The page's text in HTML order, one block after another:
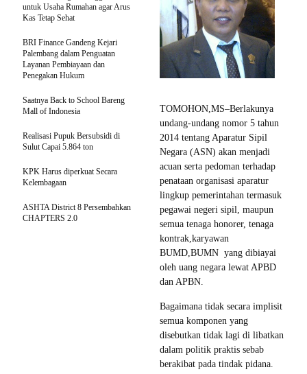
TOMOHON,MS–Berlakunya
undang-undang nomor 5 tahun
2014 tentang Aparatur Sipil
Negara (ASN) akan menjadi
acuan serta pedoman terhadap
penataan organisasi aparatur
lingkup pemerintahan termasuk
pegawai negeri sipil, maupun
semua tenaga honorer, tenaga
kontrak,karyawan
BUMD,BUMN yang dibiayai
oleh uang negara lewat APBD
dan APBN.
Bagaimana tidak secara implisit
semua komponen yang
disebutkan tidak lagi di libatkan
dalam politik praktis sebab
berakibat pada tindak pidana.
untuk Usaha Rumahan agar Arus
Kas Tetap Sehat
BRI Finance Gandeng Kejari
Palembang dalam Penguatan
Layanan Pembiayaan dan
Penegakan Hukum
Saatnya Back to School Bareng
Mall of Indonesia
Realisasi Pupuk Bersubsidi di
Sulut Capai 5.864 ton
KPK Harus diperkuat Secara
Kelembagaan
ASHTA District 8 Persembahkan
CHAPTERS 2.0